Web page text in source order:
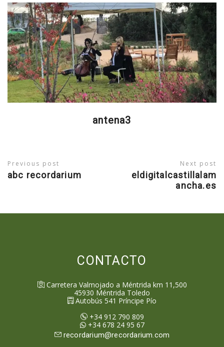
antena3
Previous post
abc recordarium
Next post
eldigitalcastillalam
ancha.es
CONTACTO
Carretera Valmojado a Méntrida km 11,500
45930 Méntrida Toledo
Autobús 541 Príncipe Pío
+34 912 790 809
+34 678 24 95 67
recordarium@recordarium.com